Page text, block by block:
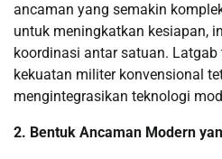
ancaman yang semakin
untuk meningkatkan kesiapan,
koordinasi antar satuan.
kekuatan militer konvensional
mengintegrasikan teknologi
2. Bentuk Ancaman Modern